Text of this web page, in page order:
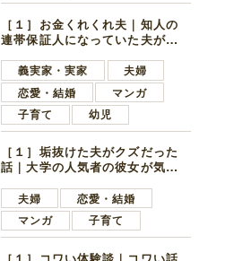
［１］お金くれくれ夫｜知人の
連帯保証人になっていた夫が家
言ってきた
義実家・実家
夫婦
恋愛・結婚
マンガ
子育て
幼児
［１］垢抜けた夫がクズだった
話｜大学の人気者の彼女が気に
子学生
夫婦
恋愛・結婚
マンガ
子育て
［１］コワい体験談｜コワい話